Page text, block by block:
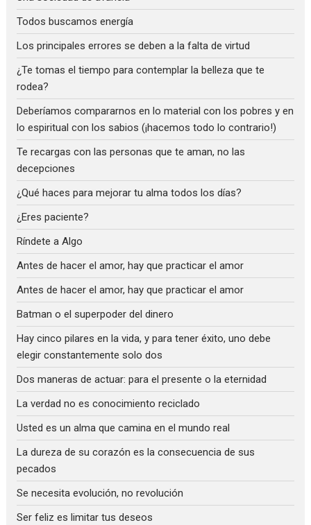
Todos buscamos energía
Los principales errores se deben a la falta de virtud
¿Te tomas el tiempo para contemplar la belleza que te
rodea?
Deberíamos compararnos en lo material con los pobres y en
lo espiritual con los sabios (¡hacemos todo lo contrario!)
Te recargas con las personas que te aman, no las
decepciones
¿Qué haces para mejorar tu alma todos los días?
¿Eres paciente?
Ríndete a Algo
Antes de hacer el amor, hay que practicar el amor
Antes de hacer el amor, hay que practicar el amor
Batman o el superpoder del dinero
Hay cinco pilares en la vida, y para tener éxito, uno debe
elegir constantemente solo dos
Dos maneras de actuar: para el presente o la eternidad
La verdad no es conocimiento reciclado
Usted es un alma que camina en el mundo real
La dureza de su corazón es la consecuencia de sus
pecados
Se necesita evolución, no revolución
Ser feliz es limitar tus deseos